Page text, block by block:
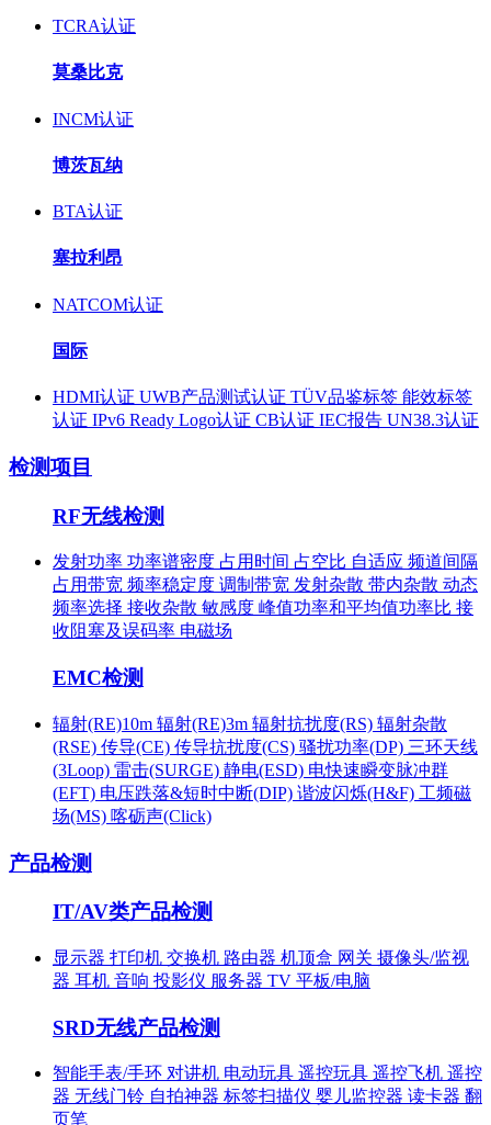
TCRA认证
莫桑比克
INCM认证
博茨瓦纳
BTA认证
塞拉利昂
NATCOM认证
国际
HDMI认证 UWB产品测试认证 TÜV品鉴标签 能效标签
认证 IPv6 Ready Logo认证 CB认证 IEC报告 UN38.3认证
检测项目
RF无线检测
发射功率 功率谱密度 占用时间 占空比 自适应 频道间隔
占用带宽 频率稳定度 调制带宽 发射杂散 带内杂散 动态
频率选择 接收杂散 敏感度 峰值功率和平均值功率比 接
收阻塞及误码率 电磁场
EMC检测
辐射(RE)10m 辐射(RE)3m 辐射抗扰度(RS) 辐射杂散
(RSE) 传导(CE) 传导抗扰度(CS) 骚扰功率(DP) 三环天线
(3Loop) 雷击(SURGE) 静电(ESD) 电快速瞬变脉冲群
(EFT) 电压跌落&短时中断(DIP) 谐波闪烁(H&F) 工频磁
场(MS) 喀砺声(Click)
产品检测
IT/AV类产品检测
显示器 打印机 交换机 路由器 机顶盒 网关 摄像头/监视
器 耳机 音响 投影仪 服务器 TV 平板/电脑
SRD无线产品检测
智能手表/手环 对讲机 电动玩具 遥控玩具 遥控飞机 遥控
器 无线门铃 自拍神器 标签扫描仪 婴儿监控器 读卡器 翻
页笔